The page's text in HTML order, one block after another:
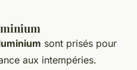
sont prisés pour
aux intempéries.